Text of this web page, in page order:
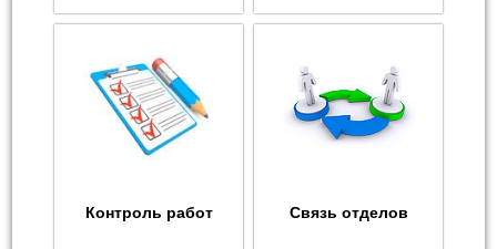
Контроль работ Связь отделов